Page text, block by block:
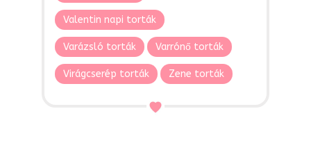
Valentin napi torták
Varázsló torták Varrónő torták
Virágcserép torták Zene torták